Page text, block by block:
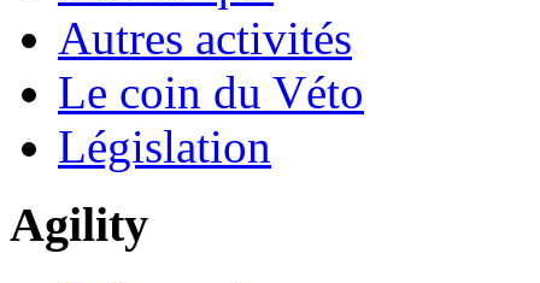
Autres activités
Le coin du Véto
Législation
Agility